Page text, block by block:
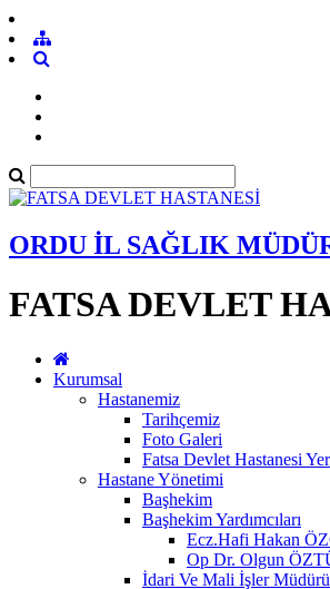
ORDU İL SAĞLIK
FATSA DEVLET
Kurumsal
Hastanemiz
Tarihçemiz
Foto Galeri
Fatsa Devlet Hastanesi
Hastane Yönetimi
Başhekim
Başhekim Yardımcıları
Ecz.Hafi Hakan
Op Dr. Olgun
İdari Ve Mali İşler Müdürü